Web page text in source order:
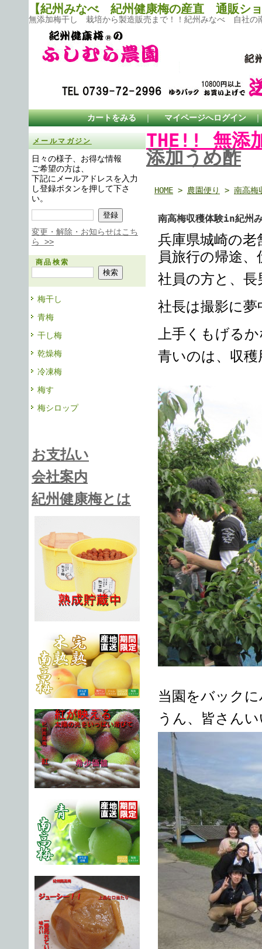
【紀州みなべ 紀州健康梅の産直 通販シ
無添加梅干し 栽培から製造販売まで！！紀州みなべ 自社
カートをみる ｜ マイページへログイン
メールマガジン
日々の様子、お得な情報
ご希望の方は、
下記にメールアドレスを入力
し登録ボタンを押して下さ
い。
変更・解除・お知らせはこち
ら >>
商品検索
梅干し
青梅
干し梅
乾燥梅
冷凍梅
梅す
梅シロップ
お支払い
会社案内
紀州健康梅とは
THE!! 無添
添加うめ酢
HOME > 農園便り > 南高梅
南高梅収穫体験in紀州
兵庫県城崎の
員旅行の帰途
社員の方と、
社長は撮影に夢
上手くもげる
青いのは、収
当園をバック
うん、皆さん